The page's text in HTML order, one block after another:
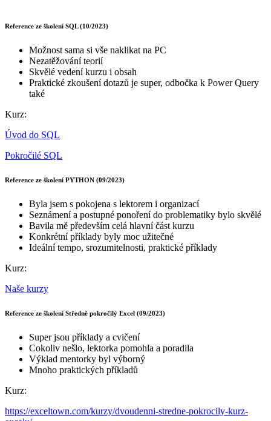
Reference ze školení SQL (10/2023)
Možnost sama si vše naklikat na PC
Nezatěžování teorií
Skvělé vedení kurzu i obsah
Praktické zkoušení dotazů je super, odbočka k Power Query
také
Kurz:
Úvod do SQL
Pokročilé SQL
Reference ze školení PYTHON (09/2023)
Byla jsem s pokojena s lektorem i organizací
Seznámení a postupné ponoření do problematiky bylo skvělé
Bavila mě především celá hlavní část kurzu
Konkrétní příklady byly moc užitečné
Ideální tempo, srozumitelnosti, praktické příklady
Kurz:
Naše kurzy
Reference ze školení Středně pokročilý Excel (09/2023)
Super jsou příklady a cvičení
Cokoliv nešlo, lektorka pomohla a poradila
Výklad mentorky byl výborný
Mnoho praktických příkladů
Kurz:
https://exceltown.com/kurzy/dvoudenni-stredne-pokrocily-kurz-